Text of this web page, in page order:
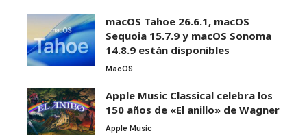
macOS Tahoe 26.6.1, macOS
Sequoia 15.7.9 y macOS Sonoma
14.8.9 están disponibles
MacOS
Apple Music Classical celebra los
150 años de «El anillo» de Wagner
Apple Music